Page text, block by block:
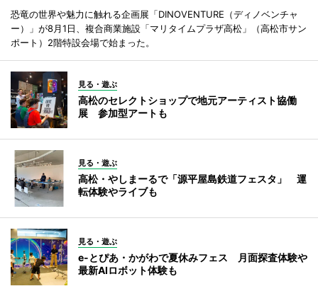
恐竜の世界や魅力に触れる企画展「DINOVENTURE（ディノベンチャ
ー）」が8月1日、複合商業施設「マリタイムプラザ高松」（高松市サン
ポート）2階特設会場で始まった。
見る・遊ぶ
高松のセレクトショップで地元アーティスト協働
展 参加型アートも
見る・遊ぶ
高松・やしまーるで「源平屋島鉄道フェスタ」 運
転体験やライブも
見る・遊ぶ
e-とぴあ・かがわで夏休みフェス 月面探査体験や
最新AIロボット体験も